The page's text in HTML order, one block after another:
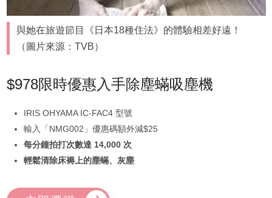
與她在旅遊節目《日本18種住法》的體驗相差好遠！
（圖片來源：TVB）
$978限時優惠入手除塵蟎吸塵機
IRIS OHYAMA IC-FAC4 型號
輸入「NMG002」優惠碼額外減$25
每分鐘拍打次數達 14,000 次
輕鬆清除床褥上的塵蟎、灰塵